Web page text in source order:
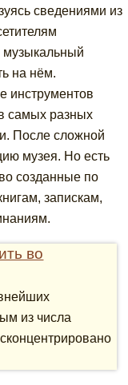
сведениями из
музыкальный
на нём.
инструментов
самых разных
После сложной
музея. Но есть
созданные по
запискам,
во
из числа